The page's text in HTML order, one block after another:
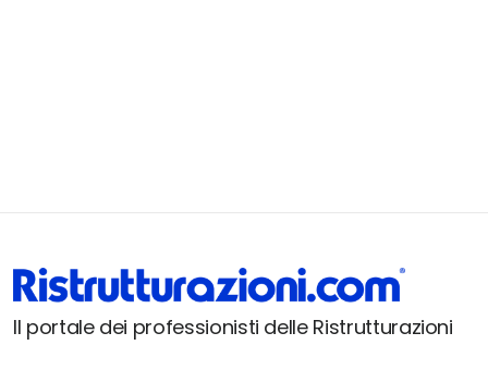
Il portale dei professionisti delle Ristrutturazioni